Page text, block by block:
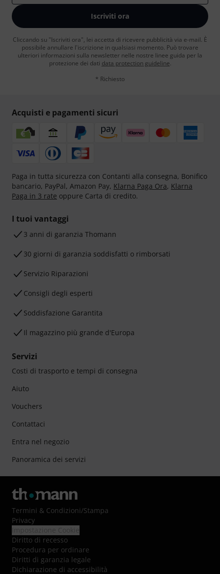
Iscriviti ora
Cliccando su "Iscriviti ora", lei accetta di ricevere pubblicità via e-mail. È
possibile annullare l'iscrizione in qualsiasi momento. Può trovare
ulteriori informazioni sulla newsletter nelle nostre linee guida per la
protezione dei dati data protection guideline.
* Richiesto
Acquisti e pagamenti sicuri
Paga in tutta sicurezza con Contanti alla consegna, Bonifico
bancario, PayPal, Amazon Pay, Klarna Paga Ora, Klarna
Paga in 3 rate oppure Carta di credito.
I tuoi vantaggi
3 anni di garanzia Thomann
30 giorni di garanzia soddisfatti o rimborsati
Servizio Riparazioni
Consigli degli esperti
Soddisfazione Garantita
Il magazzino più grande d'Europa
Servizi
Costi di trasporto e tempi di consegna
Aiuto
Vouchers
Contattaci
Entra nel negozio
Panoramica dei servizi
Termini & Condizioni/Stampa
Privacy
Diritto di recesso
Procedura per ordinare
Diritti di garanzia legale
Dichiarazione di accessibilità